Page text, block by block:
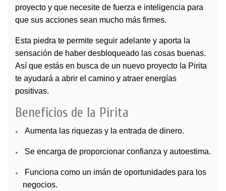
proyecto y que necesite de fuerza e inteligencia para
que sus acciones sean mucho más firmes.
Esta piedra te permite seguir adelante y aporta la
sensación de haber desbloqueado las cosas buenas.
Así que estás en busca de un nuevo proyecto la Pirita
te ayudará a abrir el camino y atraer energías
positivas.
Beneficios de la Pirita
Aumenta las riquezas y la entrada de dinero.
Se encarga de proporcionar confianza y autoestima.
Funciona como un imán de oportunidades para los
negocios.